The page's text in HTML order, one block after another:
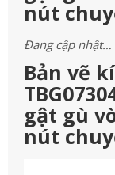
nút
Đang cập nhật…
Bản vẽ
gật gù
nút